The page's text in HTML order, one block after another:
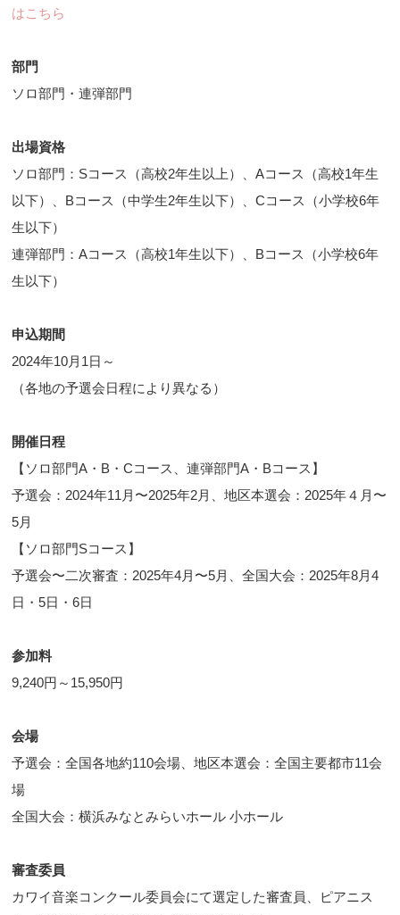
はこちら
部門
ソロ部門・連弾部門
出場資格
ソロ部門：Sコース（高校2年生以上）、Aコース（高校1年生
以下）、Bコース（中学生2年生以下）、Cコース（小学校6年
生以下）
連弾部門：Aコース（高校1年生以下）、Bコース（小学校6年
生以下）
申込期間
2024年10月1日～
（各地の予選会日程により異なる）
開催日程
【ソロ部門A・B・Cコース、連弾部門A・Bコース】
予選会：2024年11月〜2025年2月、地区本選会：2025年４月〜
5月
【ソロ部門Sコース】
予選会〜二次審査：2025年4月〜5月、全国大会：2025年8月4
日・5日・6日
参加料
9,240円～15,950円
会場
予選会：全国各地約110会場、地区本選会：全国主要都市11会
場
全国大会：横浜みなとみらいホール 小ホール
審査委員
カワイ音楽コンクール委員会にて選定した審査員、ピアニス